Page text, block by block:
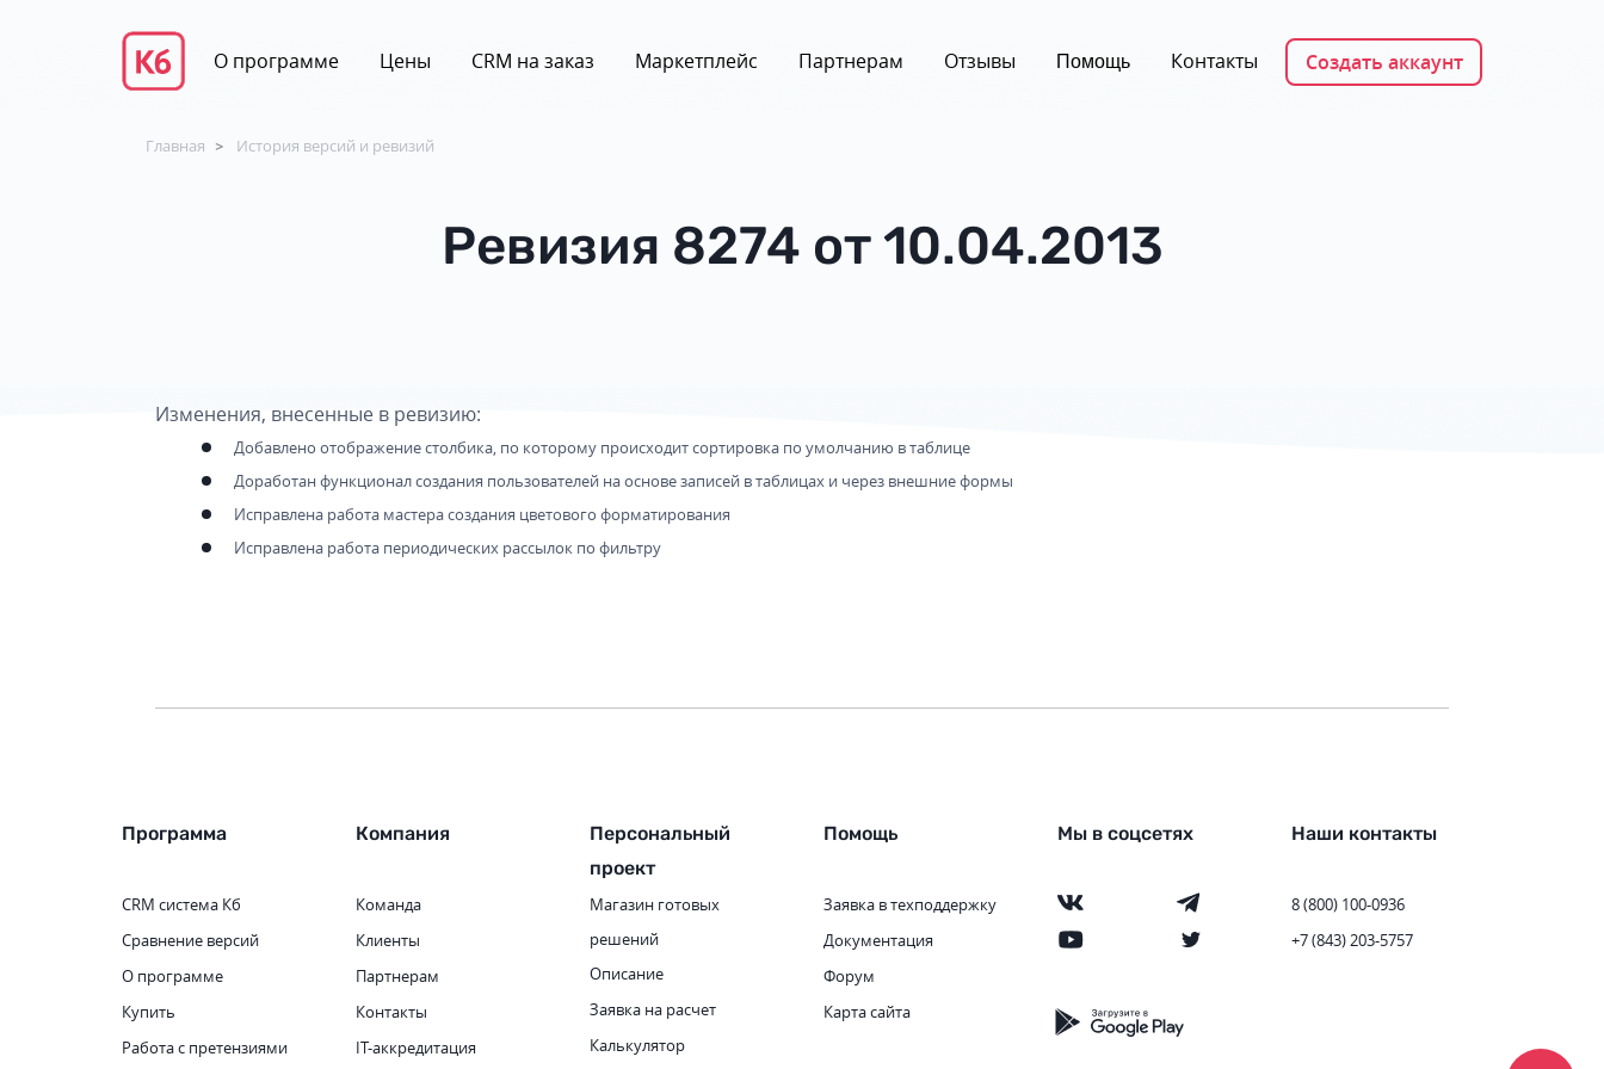
О программе Цены CRM на заказ Маркетплейс Партнерам Отзывы Помощь Контакты Создать аккаунт
Главная > История версий и ревизий
Ревизия 8274 от 10.04.2013
Изменения, внесенные в ревизию:
Добавлено отображение столбика, по которому происходит сортировка по умолчанию в таблице
Доработан функционал создания пользователей на основе записей в таблицах и через внешние формы
Исправлена работа мастера создания цветового форматирования
Исправлена работа периодических рассылок по фильтру
Программа
CRM система Кб
Сравнение версий
О программе
Купить
Работа с претензиями
Компания
Команда
Клиенты
Партнерам
Контакты
IT-аккредитация
Персональный
проект
Магазин готовых
решений
Описание
Заявка на расчет
Калькулятор
Помощь
Заявка в техподдержку
Документация
Форум
Карта сайта
Мы в соцсетях Наши контакты
8 (800) 100-0936
+7 (843) 203-5757